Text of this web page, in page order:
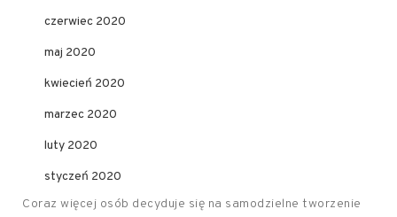
czerwiec 2020
maj 2020
kwiecień 2020
marzec 2020
luty 2020
styczeń 2020
Coraz więcej osób decyduje się na samodzielne tworzenie